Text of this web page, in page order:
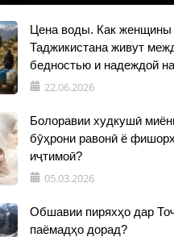
Цена воды. Как женщины
Таджикистана живут
бедностью и надеждой
22.06.2026
Болоравии худкушӣ
бӯҳрони равонӣ ё
иҷтимоӣ?
05.03.2026
Обшавии пиряхҳо дар
паёмадҳо дорад?